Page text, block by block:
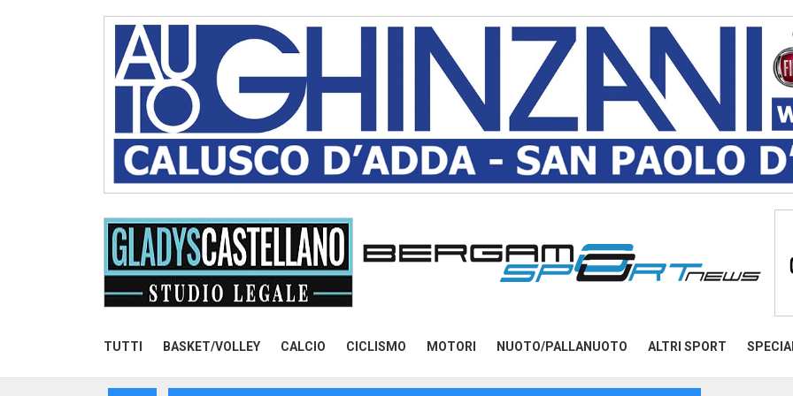
TUTTI BASKET/VOLLEY CALCIO CICLISMO MOTORI NUOTO/PALLANUOTO ALTRI SPORT